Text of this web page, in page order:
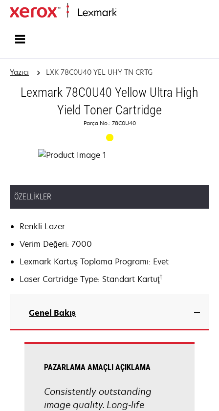
Yazıcı LXK 78C0U40 YEL UHY TN CRTG
Lexmark 78C0U40 Yellow Ultra High
Yield Toner Cartridge
Parça No.: 78C0U40
ÖZELLIKLER
Renkli Lazer
Verim Değeri: 7000
Lexmark Kartuş Toplama Programı: Evet
Laser Cartridge Type: Standart Kartuţ†
Genel Bakış
PAZARLAMA AMAÇLI AÇIKLAMA
Consistently outstanding
image quality. Long-life